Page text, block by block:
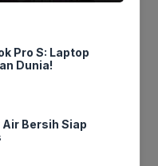
Barcelona?
yang tak
tenis, di mana
muda yang
diedit baik
Pro S: Laptop
Dunia!
Bersih Siap